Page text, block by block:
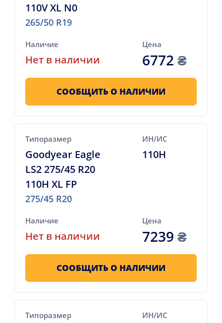
110V XL N0
265/50 R19
Наличие
Нет в наличии
Цена
6772₴
СООБЩИТЬ О НАЛИЧИИ
Типоразмер
Goodyear Eagle
LS2 275/45 R20
110H XL FP
275/45 R20
ИН/ИС
110H
Наличие
Нет в наличии
Цена
7239₴
СООБЩИТЬ О НАЛИЧИИ
Типоразмер ИН/ИС